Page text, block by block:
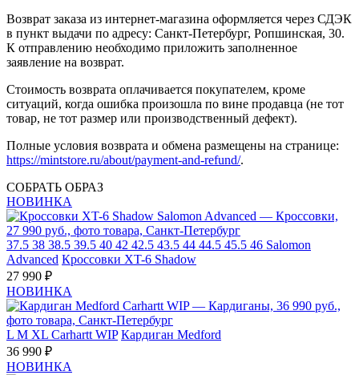
Возврат заказа из интернет-магазина оформляется через СДЭК
в пункт выдачи по адресу: Санкт-Петербург, Ропшинская, 30.
К отправлению необходимо приложить заполненное
заявление на возврат.
Стоимость возврата оплачивается покупателем, кроме
ситуаций, когда ошибка произошла по вине продавца (не тот
товар, не тот размер или производственный дефект).
Полные условия возврата и обмена размещены на странице:
https://mintstore.ru/about/payment-and-refund/.
СОБРАТЬ ОБРАЗ
НОВИНКА
37.5 38 38.5 39.5 40 42 42.5 43.5 44 44.5 45.5 46 Salomon
Advanced Кроссовки XT-6 Shadow
27 990 ₽
НОВИНКА
L M XL Carhartt WIP Кардиган Medford
36 990 ₽
НОВИНКА